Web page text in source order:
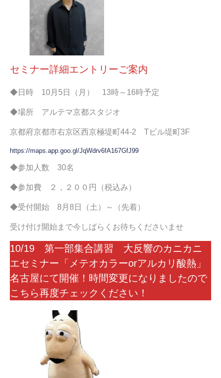
セミナー詳細エントリーご案内
◆日時 10月5日（月） 13時～16時予定
◆場所 アルテマ京都スタジオ
京都府京都市右京区西京極堤町44-2 Tビル堤町3F
https://maps.app.goo.gl/JqWdrv6fA167GfJ99
◆参加人数 30名
◆参加費 ２，２００円（税込み）
◆受付開始 8月8日（土）～（先着）
受け付け開始まで今しばらくお待ちくださいませ
10/19 第一部集合講習 大反響のカニカニ
エセミナー「メテオカラーorアルカリ酸熱」
名古屋にて開催！時間変更になりましたので
こちら再度チェックください！